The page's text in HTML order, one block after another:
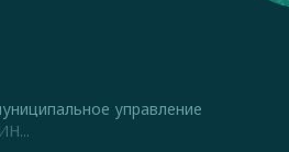
управление